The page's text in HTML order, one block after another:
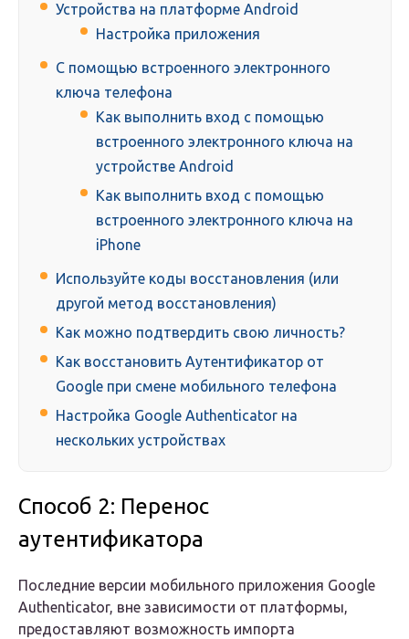
Устройства на платформе Android
Настройка приложения
С помощью встроенного электронного
ключа телефона
Как выполнить вход с помощью
встроенного электронного ключа на
устройстве Android
Как выполнить вход с помощью
встроенного электронного ключа на
iPhone
Используйте коды восстановления (или
другой метод восстановления)
Как можно подтвердить свою личность?
Как восстановить Аутентификатор от
Google при смене мобильного телефона
Настройка Google Authenticator на
нескольких устройствах
Способ 2: Перенос
аутентификатора
Последние версии мобильного приложения Google
Authenticator, вне зависимости от платформы,
предоставляют возможность импорта